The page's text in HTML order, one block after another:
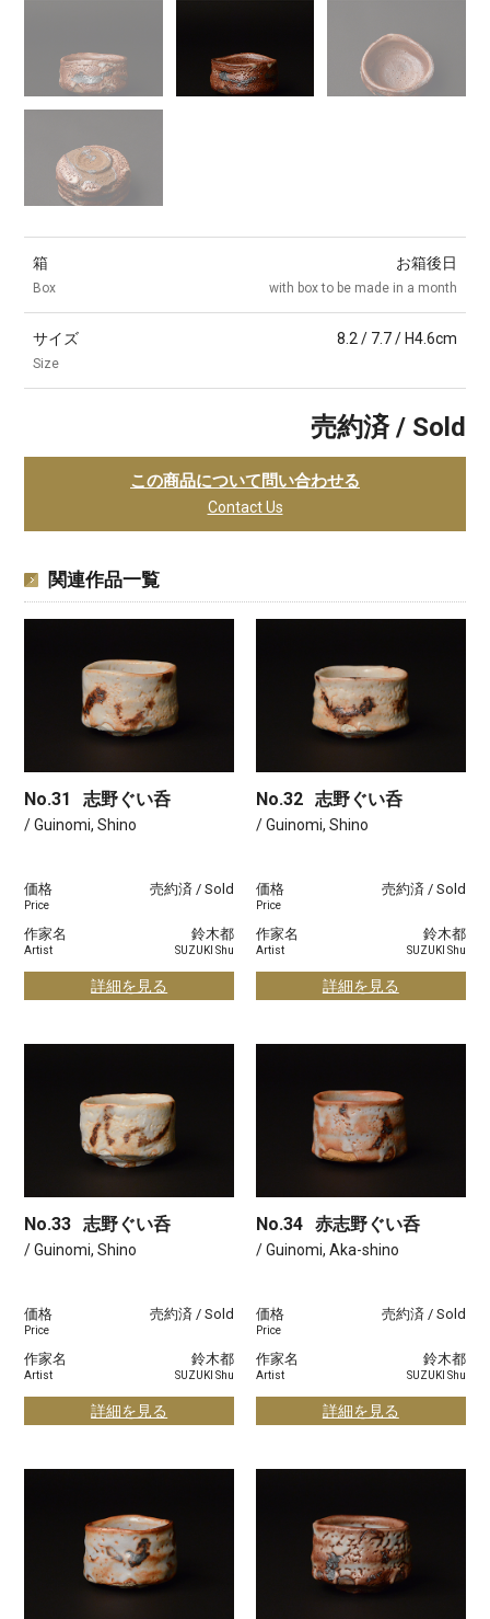
箱
Box
お箱後日
with box to be made in a month
サイズ
Size
8.2 / 7.7 / H4.6cm
売約済 / Sold
この商品について問い合わせる
Contact Us
関連作品一覧
No.31 志野ぐい呑
/ Guinomi, Shino
価格
Price
売約済 / Sold
作家名
Artist
鈴木都
SUZUKI Shu
詳細を見る
No.32 志野ぐい呑
/ Guinomi, Shino
価格
Price
売約済 / Sold
作家名
Artist
鈴木都
SUZUKI Shu
詳細を見る
No.33 志野ぐい呑
/ Guinomi, Shino
価格
Price
売約済 / Sold
作家名
Artist
鈴木都
SUZUKI Shu
詳細を見る
No.34 赤志野ぐい呑
/ Guinomi, Aka-shino
価格
Price
売約済 / Sold
作家名
Artist
鈴木都
SUZUKI Shu
詳細を見る